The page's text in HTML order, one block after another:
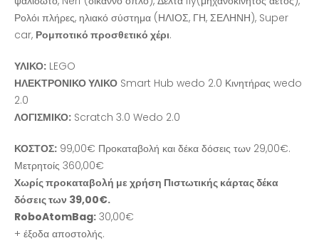
Ρολόι πλήρες, ηλιακό σύστημα (ΗΛΙΟΣ, ΓΗ, ΣΕΛΗΝΗ), Super
car, Ρομποτικό προσθετικό χέρι.
ΥΛΙΚΟ: LEGO
ΗΛΕΚΤΡΟΝΙΚΟ ΥΛΙΚΟ Smart Hub wedo 2.0 Κινητήρας wedo
2.0
ΛΟΓΙΣΜΙΚΟ: Scratch 3.0 Wedo 2.0
ΚΟΣΤΟΣ: 99,00€ Προκαταβολή και δέκα δόσεις των 29,00€.
Μετρητοίς 360,00€
Χωρίς προκαταβολή με χρήση Πιστωτικής κάρτας δέκα
δόσεις των 39,00€.
RoboAtomBag: 30,00€
+ έξοδα αποστολής.